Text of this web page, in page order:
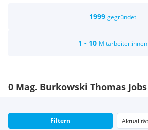
1999 gegründet
1 - 10 Mitarbeiter:innen
0 Mag. Burkowski Thomas Jobs
Filtern